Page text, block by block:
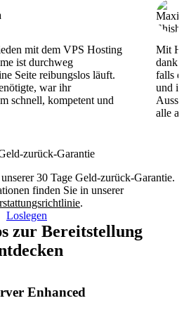
mit dem VPS Hosting
ist durchweg
Seite reibungslos läuft.
war ihr
schnell, kompetent und
Mit
dank
falls
und
alle
zurück-Garantie
30 Tage Geld-zurück-Garantie.
finden Sie in unserer
.
Loslegen
zur Bereitstellung
Enhanced